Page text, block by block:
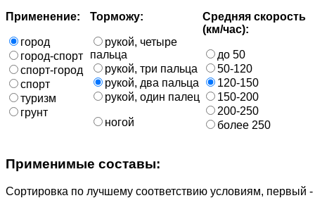
Применение:
город
город-спорт
спорт-город
спорт
туризм
грунт
Торможу:
рукой, четыре
пальца
рукой, три пальца
рукой, два пальца
рукой, один палец
ногой
Средняя скорость
(км/час):
до 50
50-120
120-150
150-200
200-250
более 250
Применимые составы:
Cортировка по лучшему соответствию условиям, первый